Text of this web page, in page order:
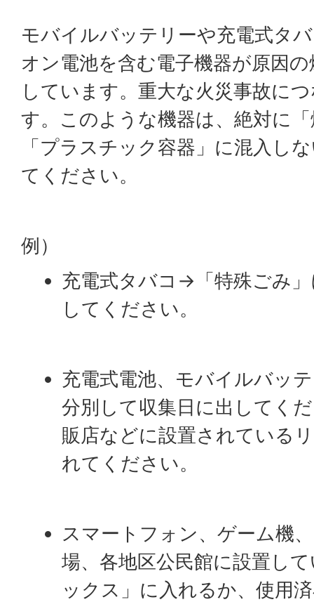
モバイルバッテリーや充電式タ
オン電池を含む電子機器が原因
しています。重大な火災事故に
す。このような機器は、絶対に
「プラスチック容器」に混入し
てください。
例）
充電式タバコ→「特殊ごみ
してください。
充電式電池、モバイルバッ
分別して収集日に出してく
販店などに設置されている
れてください。
スマートフォン、ゲーム機
場、各地区公民館に設置し
ックス」に入れるか、使用